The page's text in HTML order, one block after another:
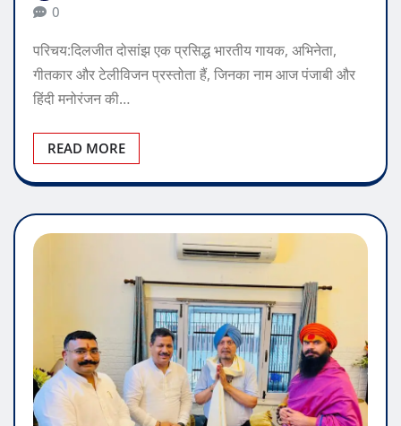
0
परिचय:दिलजीत दोसांझ एक प्रसिद्ध भारतीय गायक, अभिनेता,
गीतकार और टेलीविजन प्रस्तोता हैं, जिनका नाम आज पंजाबी और
हिंदी मनोरंजन की…
READ MORE